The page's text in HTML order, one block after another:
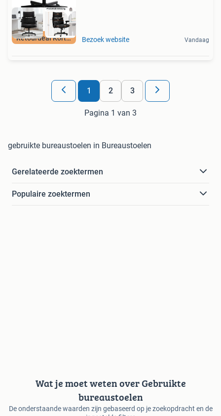
Retourdeal Korting Bezoek website Vandaag
1 2 3
Pagina 1 van 3
gebruikte bureaustoelen in Bureaustoelen
Gerelateerde zoektermen
Populaire zoektermen
Wat je moet weten over Gebruikte
bureaustoelen
De onderstaande waarden zijn gebaseerd op je zoekopdracht en de